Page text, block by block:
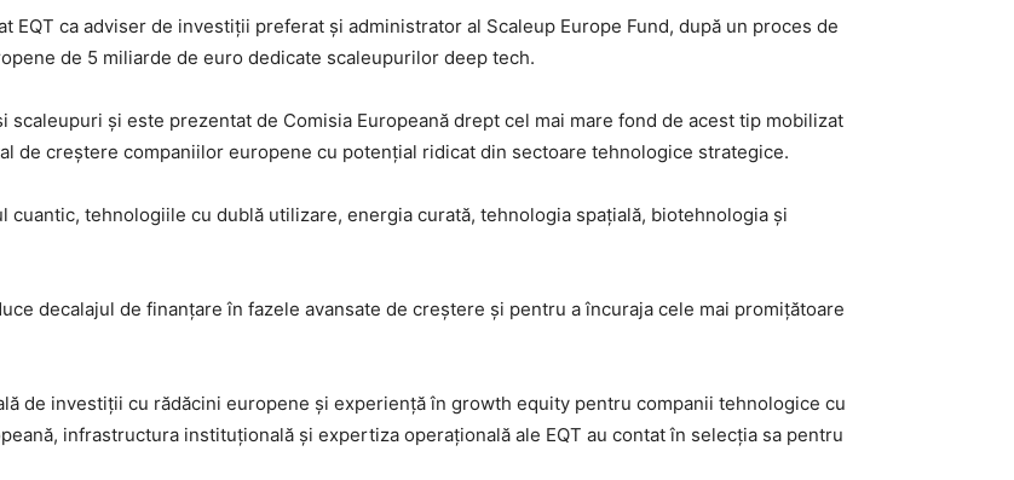
EQT ca adviser de investiții preferat și administrator al Scaleup Europe Fund, după un proces de
de 5 miliarde de euro dedicate scaleupurilor deep tech.
și este prezentat de Comisia Europeană drept cel mai mare fond de acest tip mobilizat
de creștere companiilor europene cu potențial ridicat din sectoare tehnologice strategice.
tehnologiile cu dublă utilizare, energia curată, tehnologia spațială, biotehnologia și
decalajul de finanțare în fazele avansate de creștere și pentru a încuraja cele mai promițătoare
de investiții cu rădăcini europene și experiență în growth equity pentru companii tehnologice cu
infrastructura instituțională și expertiza operațională ale EQT au contat în selecția sa pentru